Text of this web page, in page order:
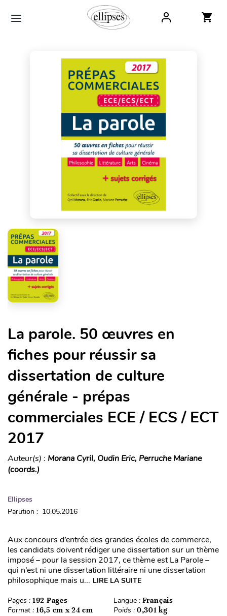
La parole. 50 œuvres en
fiches pour réussir sa
dissertation de culture
générale - prépas
commerciales ECE / ECS / ECT
2017
Auteur(s) : Morana Cyril, Oudin Eric, Perruche Mariane
(coords.)
Ellipses
Parution : 10.05.2016
Aux concours d’entrée des grandes écoles de commerce,
les candidats doivent rédiger une dissertation sur un thème
imposé – pour la session 2017, ce thème est La Parole –
qui n’est ni une dissertation littéraire ni une dissertation
philosophique mais u... LIRE LA SUITE
Pages : 192 Pages Langue : Français
Format : 16,5 cm x 24 cm Poids : 0,301 kg